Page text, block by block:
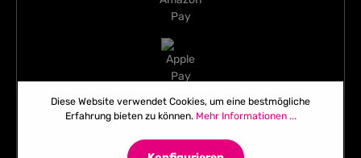
Diese Website verwendet Cookies, um eine bestmögliche
Erfahrung bieten zu können. Mehr Informationen ...